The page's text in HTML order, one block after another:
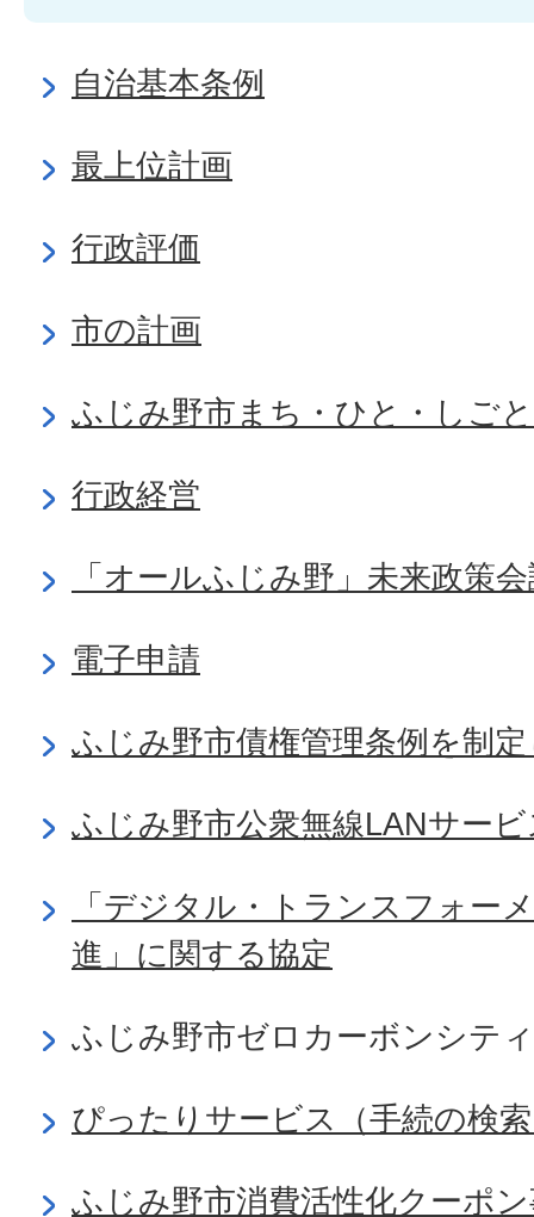
自治基本条例
最上位計画
行政評価
市の計画
ふじみ野市まち・ひと・しご
行政経営
「オールふじみ野」未来政策
電子申請
ふじみ野市債権管理条例を制
ふじみ野市公衆無線LANサー
「デジタル・トランスフォー
進」に関する協定
ふじみ野市ゼロカーボンシテ
ぴったりサービス（手続の検
ふじみ野市消費活性化クーポ